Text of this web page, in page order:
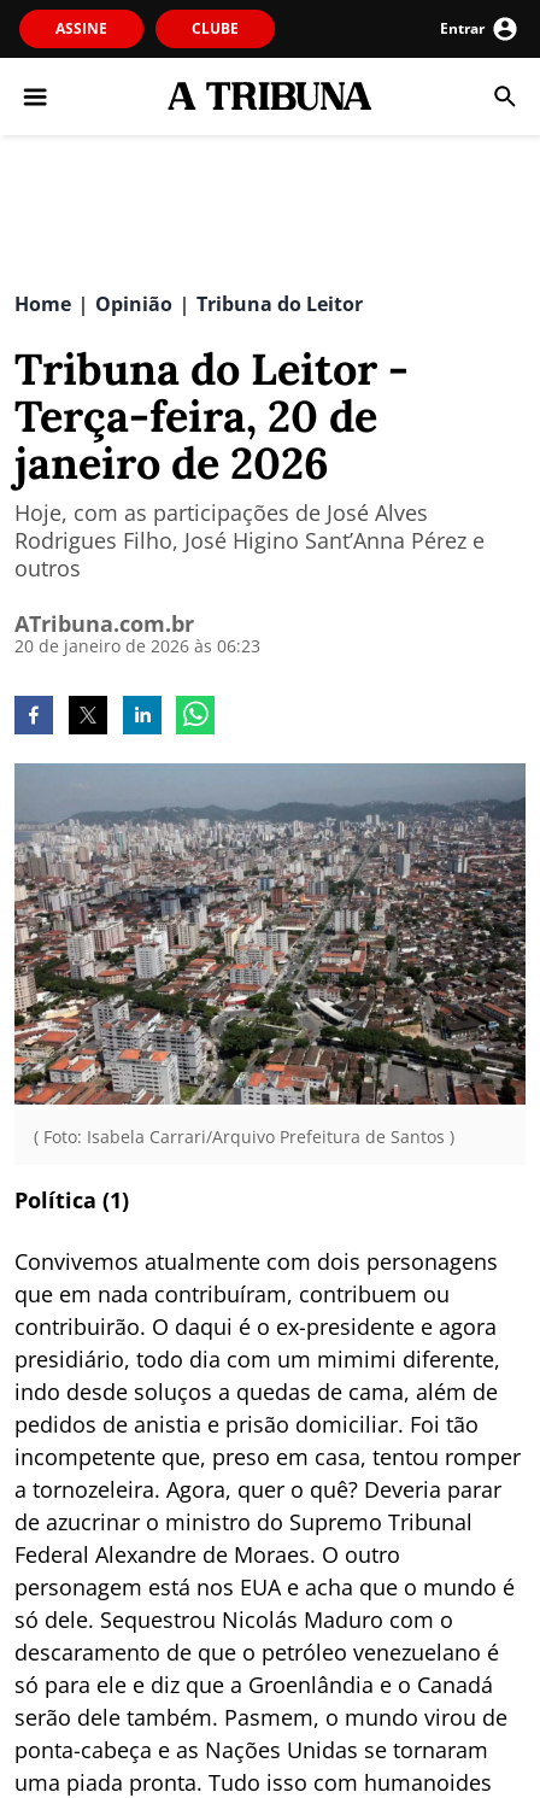
ASSINE CLUBE Entrar
Home | Opinião | Tribuna do Leitor
Tribuna do Leitor -
Terça-feira, 20 de
janeiro de 2026
Hoje, com as participações de José Alves
Rodrigues Filho, José Higino Sant’Anna Pérez e
outros
ATribuna.com.br
20 de janeiro de 2026 às 06:23
( Foto: Isabela Carrari/Arquivo Prefeitura de Santos )
Política (1)
Convivemos atualmente com dois personagens
que em nada contribuíram, contribuem ou
contribuirão. O daqui é o ex-presidente e agora
presidiário, todo dia com um mimimi diferente,
indo desde soluços a quedas de cama, além de
pedidos de anistia e prisão domiciliar. Foi tão
incompetente que, preso em casa, tentou romper
a tornozeleira. Agora, quer o quê? Deveria parar
de azucrinar o ministro do Supremo Tribunal
Federal Alexandre de Moraes. O outro
personagem está nos EUA e acha que o mundo é
só dele. Sequestrou Nicolás Maduro com o
descaramento de que o petróleo venezuelano é
só para ele e diz que a Groenlândia e o Canadá
serão dele também. Pasmem, o mundo virou de
ponta-cabeça e as Nações Unidas se tornaram
uma piada pronta. Tudo isso com humanoides